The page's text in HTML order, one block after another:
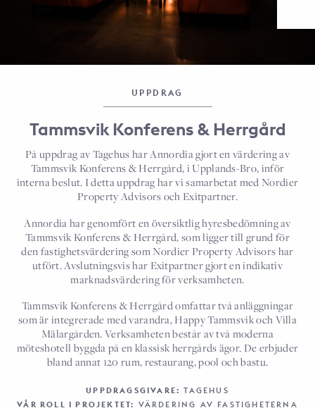
UPPDRAG
Tammsvik Konferens & Herrgård
På uppdrag av Tagehus har Annordia gjort en värdering av
Tammsvik Konferens & Herrgård, i Upplands-Bro, inför
interna beslut. I detta uppdrag har vi samarbetat med Nordier
Property Advisors och Exitpartner.
Annordia har genomfört en översiktlig hyresbedömning av
Tammsvik Konferens & Herrgård, som ligger till grund för
den fastighetsvärdering som Nordier Property Advisors har
utfört. Avslutningsvis har Exitpartner gjort en indikativ
marknadsvärdering för verksamheten.
Tammsvik Konferens & Herrgård omfattar två anläggningar
som är integrerade med varandra, Happy Tammsvik och Villa
Mälargården. Verksamheten består av två moderna
möteshotell byggda på en klassisk herrgårds ägor. De erbjuder
bland annat 120 rum, restaurang, pool och bastu.
UPPDRAGSGIVARE: TAGEHUS
VÅR ROLL I PROJEKTET: VÄRDERING AV FASTIGHETERNA